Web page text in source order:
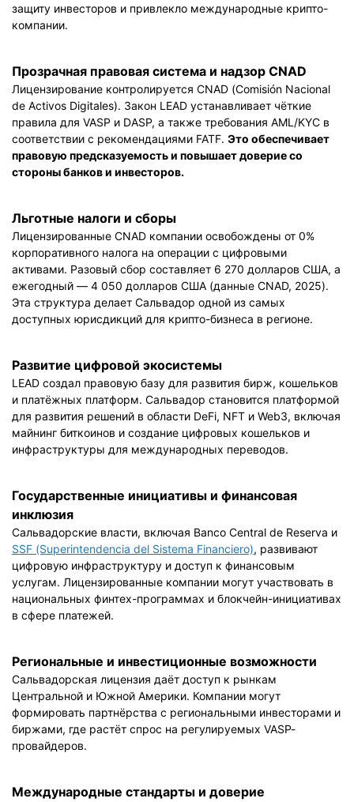
защиту инвесторов и привлекло международные крипто-
компании.
Прозрачная правовая система и надзор CNAD
Лицензирование контролируется CNAD (Comisión Nacional
de Activos Digitales). Закон LEAD устанавливает чёткие
правила для VASP и DASP, а также требования AML/KYC в
соответствии с рекомендациями FATF. Это обеспечивает
правовую предсказуемость и повышает доверие со
стороны банков и инвесторов.
Льготные налоги и сборы
Лицензированные CNAD компании освобождены от 0%
корпоративного налога на операции с цифровыми
активами. Разовый сбор составляет 6 270 долларов США, а
ежегодный — 4 050 долларов США (данные CNAD, 2025).
Эта структура делает Сальвадор одной из самых
доступных юрисдикций для крипто-бизнеса в регионе.
Развитие цифровой экосистемы
LEAD создал правовую базу для развития бирж, кошельков
и платёжных платформ. Сальвадор становится платформой
для развития решений в области DeFi, NFT и Web3, включая
майнинг биткоинов и создание цифровых кошельков и
инфраструктуры для международных переводов.
Государственные инициативы и финансовая
инклюзия
Сальвадорские власти, включая Banco Central de Reserva и
SSF (Superintendencia del Sistema Financiero), развивают
цифровую инфраструктуру и доступ к финансовым
услугам. Лицензированные компании могут участвовать в
национальных финтех-программах и блокчейн-инициативах
в сфере платежей.
Региональные и инвестиционные возможности
Сальвадорская лицензия даёт доступ к рынкам
Центральной и Южной Америки. Компании могут
формировать партнёрства с региональными инвесторами и
биржами, где растёт спрос на регулируемых VASP-
провайдеров.
Международные стандарты и доверие